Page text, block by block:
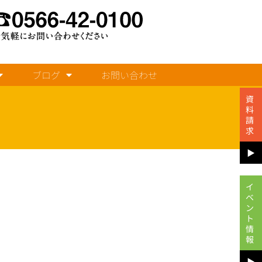
ブログ お問い合わせ
資
料
請
求
▶︎
イ
ベ
ン
ト
情
報